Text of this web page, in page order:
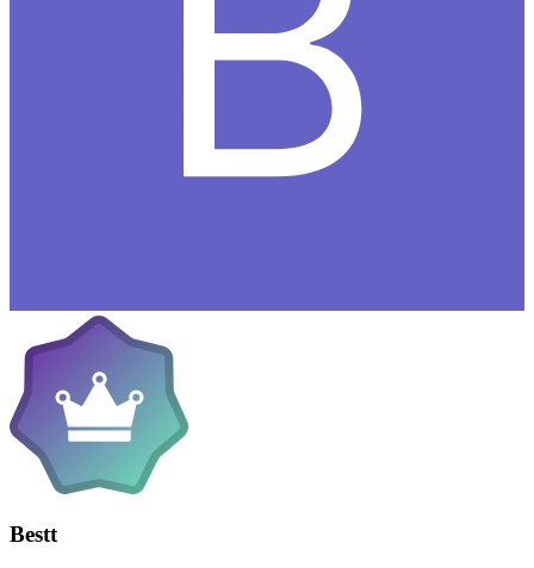
Bestt